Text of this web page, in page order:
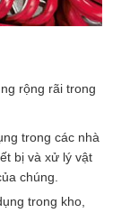
rộng rãi trong
trong các nhà
bị và xử lý vật
chúng.
trong kho,